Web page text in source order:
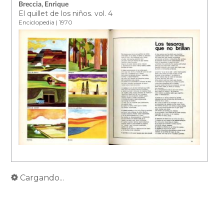
Breccia, Enrique
El quillet de los niños. vol. 4
Enciclopedia | 1970
Cargando...